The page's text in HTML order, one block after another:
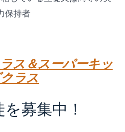
保持者
ス＆スーパーキッ
ラス
募集中！